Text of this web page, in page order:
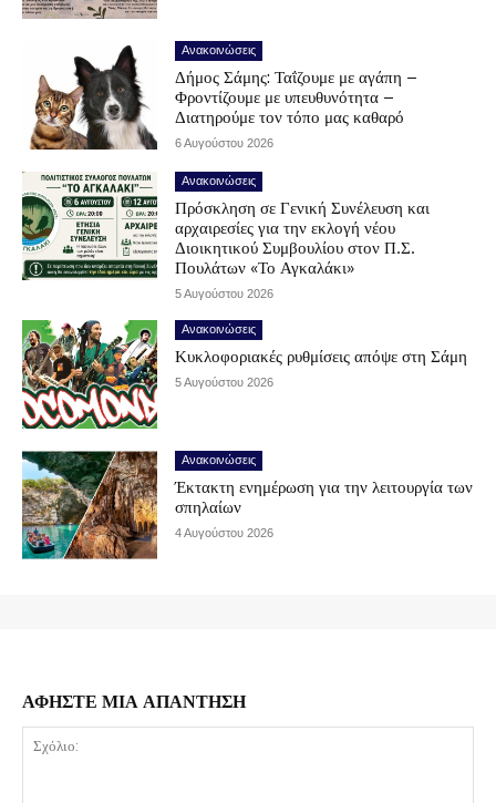
Ανακοινώσεις
Δήμος Σάμης: Ταΐζουμε με αγάπη –
Φροντίζουμε με υπευθυνότητα –
Διατηρούμε τον τόπο μας καθαρό
6 Αυγούστου 2026
Ανακοινώσεις
Πρόσκληση σε Γενική Συνέλευση και
αρχαιρεσίες για την εκλογή νέου
Διοικητικού Συμβουλίου στον Π.Σ.
Πουλάτων «Το Αγκαλάκι»
5 Αυγούστου 2026
Ανακοινώσεις
Κυκλοφοριακές ρυθμίσεις απόψε στη Σάμη
5 Αυγούστου 2026
Ανακοινώσεις
Έκτακτη ενημέρωση για την λειτουργία των
σπηλαίων
4 Αυγούστου 2026
ΑΦΗΣΤΕ ΜΙΑ ΑΠΑΝΤΗΣΗ